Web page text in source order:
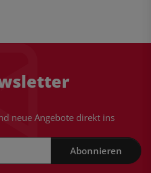
neue Angebote direkt ins
Abonnieren